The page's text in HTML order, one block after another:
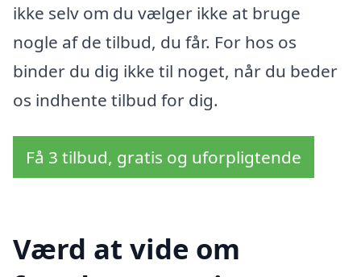
ikke selv om du vælger ikke at bruge
nogle af de tilbud, du får. For hos os
binder du dig ikke til noget, når du beder
os indhente tilbud for dig.
Få 3 tilbud, gratis og uforpligtende
Værd at vide om